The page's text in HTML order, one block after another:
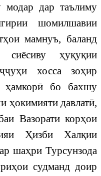
модар дар таълиму
шомилшавии
мамнуъ, баланд
сиёсиву ҳуқуқии
хосса зоҳир
ҳамкорӣ бо бахшу
ҳокимияти давлатӣ,
Вазорати корҳои
Ҳизби Халқии
шаҳри Турсунзода
судманд доир